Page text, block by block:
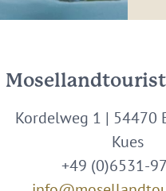
Kordelweg 1 | 54470
Kues
+49 (0)6531-